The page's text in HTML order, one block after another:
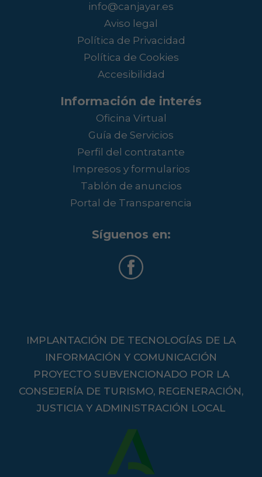
info@canjayar.es
Aviso legal
Política de Privacidad
Política de Cookies
Accesibilidad
Información de interés
Oficina Virtual
Guía de Servicios
Perfil del contratante
Impresos y formularios
Tablón de anuncios
Portal de Transparencia
Síguenos en:
IMPLANTACIÓN DE TECNOLOGÍAS DE LA
INFORMACIÓN Y COMUNICACIÓN
PROYECTO SUBVENCIONADO POR LA
CONSEJERÍA DE TURISMO, REGENERACIÓN,
JUSTICIA Y ADMINISTRACIÓN LOCAL